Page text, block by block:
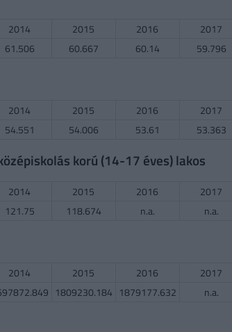
2014 2015 2016
2017
61.506 60.667 60.14 59.796
2014 2015 2016
2017
54.551 54.006 53.61 53.363
korú (14-17 éves) lakos
2014 2015 2016
2017
121.75 118.674 n.a. n.a.
2014 2015 2016
2017
1809230.184 1879177.632 n.a.